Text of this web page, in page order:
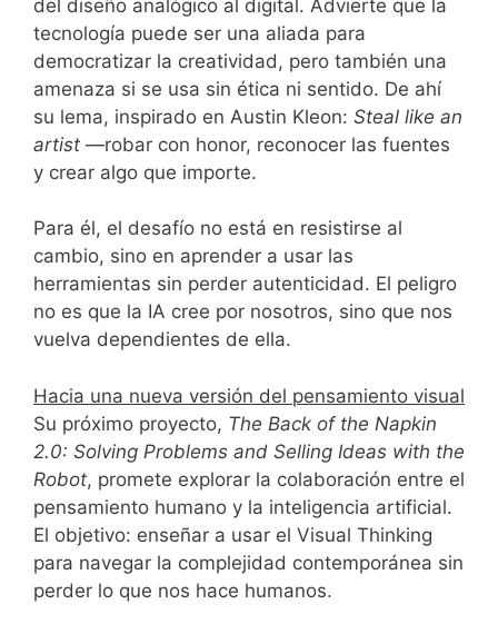
del diseño analógico al digital. Advierte que la
tecnología puede ser una aliada para
democratizar la creatividad, pero también una
amenaza si se usa sin ética ni sentido. De ahí
su lema, inspirado en Austin Kleon: Steal like an
artist —robar con honor, reconocer las fuentes
y crear algo que importe.
Para él, el desafío no está en resistirse al
cambio, sino en aprender a usar las
herramientas sin perder autenticidad. El peligro
no es que la IA cree por nosotros, sino que nos
vuelva dependientes de ella.
Hacia una nueva versión del pensamiento visual
Su próximo proyecto, The Back of the Napkin
2.0: Solving Problems and Selling Ideas with the
Robot, promete explorar la colaboración entre el
pensamiento humano y la inteligencia artificial.
El objetivo: enseñar a usar el Visual Thinking
para navegar la complejidad contemporánea sin
perder lo que nos hace humanos.